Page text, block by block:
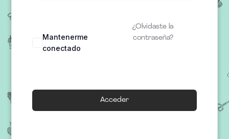
Mantenerme
conectado
¿Olvidaste la
contraseña?
Acceder